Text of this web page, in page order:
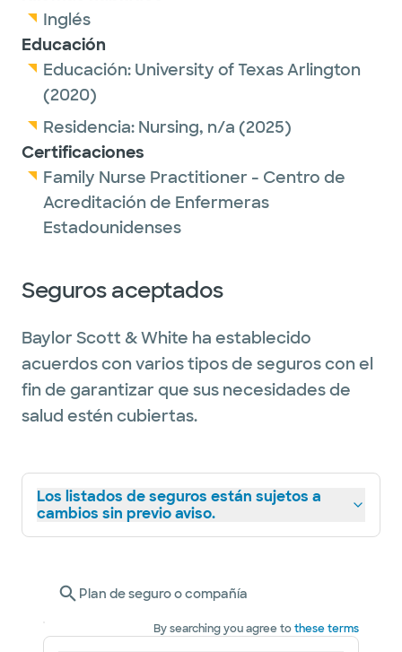
Inglés
Educación
Educación: University of Texas Arlington
(2020)
Residencia: Nursing, n/a (2025)
Certificaciones
Family Nurse Practitioner - Centro de
Acreditación de Enfermeras
Estadounidenses
Seguros aceptados
Baylor Scott & White ha establecido
acuerdos con varios tipos de seguros con el
fin de garantizar que sus necesidades de
salud estén cubiertas.
Los listados de seguros están sujetos a
cambios sin previo aviso.
Plan de seguro o compañía
By searching you agree tothese terms